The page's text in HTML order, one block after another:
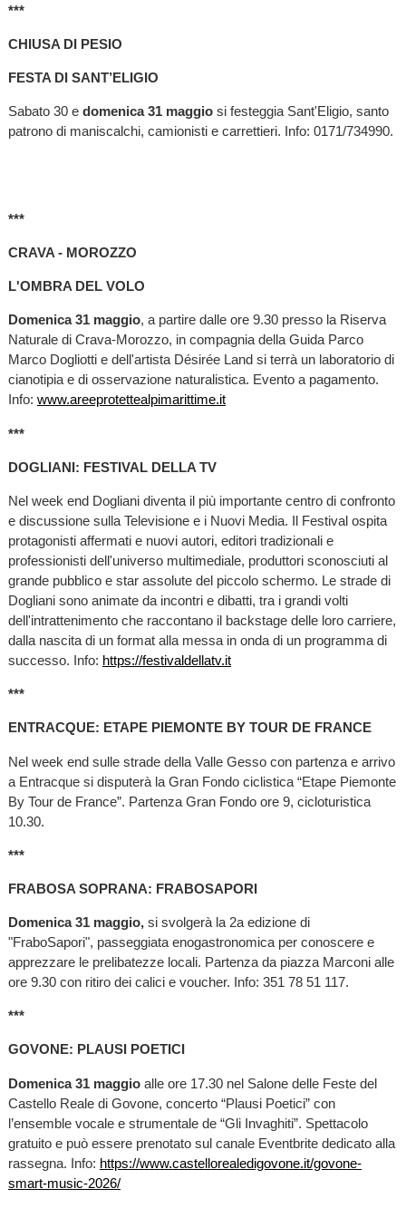
***
CHIUSA DI PESIO
FESTA DI SANT’ELIGIO
Sabato 30 edomenica 31 maggio si festeggia Sant'Eligio, santo
patrono di maniscalchi, camionisti e carrettieri. Info: 0171/734990.
***
CRAVA - MOROZZO
L'OMBRA DEL VOLO
Domenica 31 maggio, a partire dalle ore 9.30 presso la Riserva
Naturale di Crava-Morozzo, in compagnia della Guida Parco
Marco Dogliotti e dell'artista Désirée Land si terrà un laboratorio di
cianotipia e di osservazione naturalistica. Evento a pagamento.
Info: www.areeprotettealpimarittime.it
***
DOGLIANI: FESTIVAL DELLA TV
Nel week end Dogliani diventa il più importante centro di confronto
e discussione sulla Televisione e i Nuovi Media. Il Festival ospita
protagonisti affermati e nuovi autori, editori tradizionali e
professionisti dell'universo multimediale, produttori sconosciuti al
grande pubblico e star assolute del piccolo schermo. Le strade di
Dogliani sono animate da incontri e dibatti, tra i grandi volti
dell'intrattenimento che raccontano il backstage delle loro carriere,
dalla nascita di un format alla messa in onda di un programma di
successo. Info: https://festivaldellatv.it
***
ENTRACQUE: ETAPE PIEMONTE BY TOUR DE FRANCE
Nel week end sulle strade della Valle Gesso con partenza e arrivo
a Entracque si disputerà la Gran Fondo ciclistica “Etape Piemonte
By Tour de France”. Partenza Gran Fondo ore 9, cicloturistica
10.30.
***
FRABOSA SOPRANA: FRABOSAPORI
Domenica 31 maggio, si svolgerà la 2a edizione di
"FraboSapori", passeggiata enogastronomica per conoscere e
apprezzare le prelibatezze locali. Partenza da piazza Marconi alle
ore 9.30 con ritiro dei calici e voucher. Info: 351 78 51 117.
***
GOVONE: PLAUSI POETICI
Domenica 31 maggioalle ore 17.30 nel Salone delle Feste del
Castello Reale di Govone, concerto “Plausi Poetici” con
l’ensemble vocale e strumentale de “Gli Invaghiti”. Spettacolo
gratuito e può essere prenotato sul canale Eventbrite dedicato alla
rassegna. Info: https://www.castellorealedigovone.it/govone-
smart-music-2026/